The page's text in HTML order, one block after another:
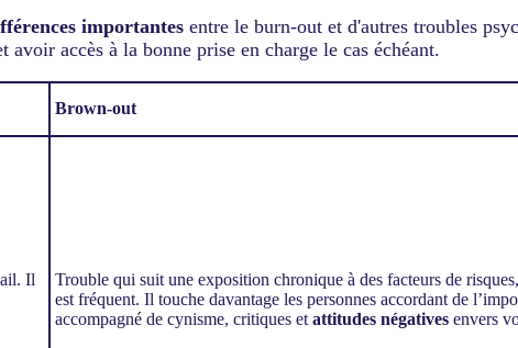
importantes entre le burn-out et d'autres troubles
accès à la bonne prise en charge le cas échéant.
Brown-out
Il
Trouble qui suit une exposition chronique à des facteurs de
est fréquent. Il touche davantage les personnes accordant de
accompagné de cynisme, critiques et attitudes négatives envers